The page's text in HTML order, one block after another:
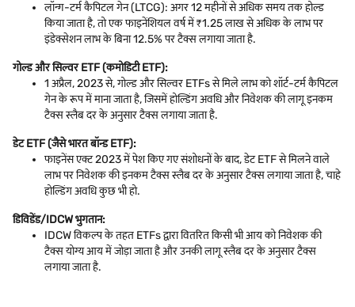
लॉन्ग-टर्म कैपिटल गेन (LTCG): अगर 12 महीनों से अधिक समय तक होल्ड
किया जाता है, तो एक फाइनेंशियल वर्ष में ₹1.25 लाख से अधिक के लाभ पर
इंडेक्सेशन लाभ के बिना 12.5% पर टैक्स लगाया जाता है.
गोल्ड और सिल्वर ETF (कमोडिटी ETF):
1 अप्रैल, 2023 से, गोल्ड और सिल्वर ETFs से मिले लाभ को शॉर्ट-टर्म कैपिटल
गेन के रूप में माना जाता है, जिसमें होल्डिंग अवधि और निवेशक की लागू इनकम
टैक्स स्लैब दर के अनुसार टैक्स लगाया जाता है.
डेट ETF (जैसे भारत बॉन्ड ETF):
फाइनेंस एक्ट 2023 में पेश किए गए संशोधनों के बाद, डेट ETF से मिलने वाले
लाभ पर निवेशक की इनकम टैक्स स्लैब दर के अनुसार टैक्स लगाया जाता है, चाहे
होल्डिंग अवधि कुछ भी हो.
डिविडेंड/IDCW भुगतान:
IDCW विकल्प के तहत ETFs द्वारा वितरित किसी भी आय को निवेशक की
टैक्स योग्य आय में जोड़ा जाता है और उनकी लागू स्लैब दर के अनुसार टैक्स
लगाया जाता है.